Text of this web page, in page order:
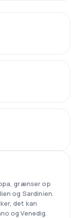
grænser op
og Sardinien.
det kan
og Venedig.